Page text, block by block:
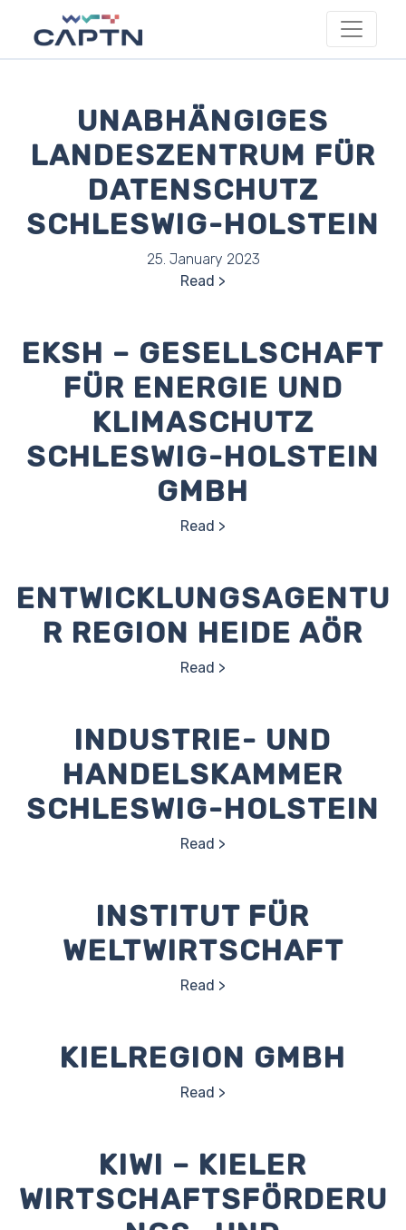
UNABHÄNGIGES
LANDESZENTRUM FÜR
DATENSCHUTZ
SCHLESWIG-HOLSTEIN
25. January 2023
Read
EKSH – GESELLSCHAFT
FÜR ENERGIE UND
KLIMASCHUTZ
SCHLESWIG-HOLSTEIN
GMBH
Read
ENTWICKLUNGSAGENTU
R REGION HEIDE AÖR
Read
INDUSTRIE- UND
HANDELSKAMMER
SCHLESWIG-HOLSTEIN
Read
INSTITUT FÜR
WELTWIRTSCHAFT
Read
KIELREGION GMBH
Read
KIWI – KIELER
WIRTSCHAFTSFÖRDERU